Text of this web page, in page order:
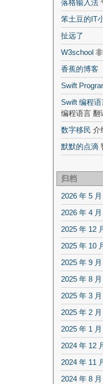
落格输入法
笨土豆的IT
扯远了
W3school
香蕉的博客
Swift
Swift 编程
编程语言 翻
数字移民 介
默默的点滴
归档
2026 年 5 月
2026 年 4 月
2025 年 12
2025 年 10
2025 年 9 月
2025 年 8 月
2025 年 3 月
2025 年 2 月
2025 年 1 月
2024 年 12
2024 年 11
2024 年 8 月